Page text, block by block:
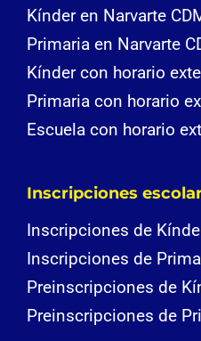
Kínder en Narvarte
Primaria en Narvarte
Kínder con horario
Primaria con horario
Escuela con horario
Inscripciones
Inscripciones de
Inscripciones de
Preinscripciones de
Preinscripciones de